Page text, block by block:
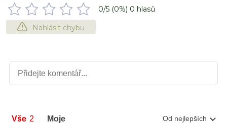
0/5 (0%) 0 hlasů
Nahlásit chybu